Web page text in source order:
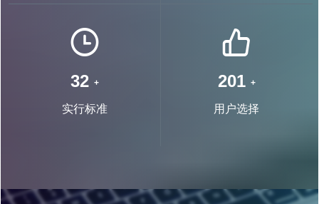
63 +
实行标准
392 +
用户选择